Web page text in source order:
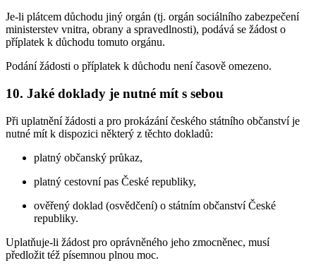
Je-li plátcem důchodu jiný orgán (tj. orgán sociálního zabezpečení
ministerstev vnitra, obrany a spravedlnosti), podává se žádost o
příplatek k důchodu tomuto orgánu.
Podání žádosti o příplatek k důchodu není časově omezeno.
10. Jaké doklady je nutné mít s sebou
Při uplatnění žádosti a pro prokázání českého státního občanství je
nutné mít k dispozici některý z těchto dokladů:
platný občanský průkaz,
platný cestovní pas České republiky,
ověřený doklad (osvědčení) o státním občanství České
republiky.
Uplatňuje-li žádost pro oprávněného jeho zmocněnec, musí
předložit též písemnou plnou moc.